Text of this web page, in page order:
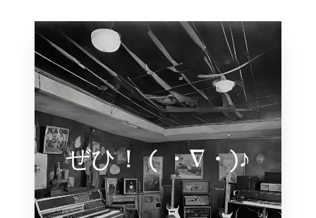
ぜひ！ ( ・∇・)♪